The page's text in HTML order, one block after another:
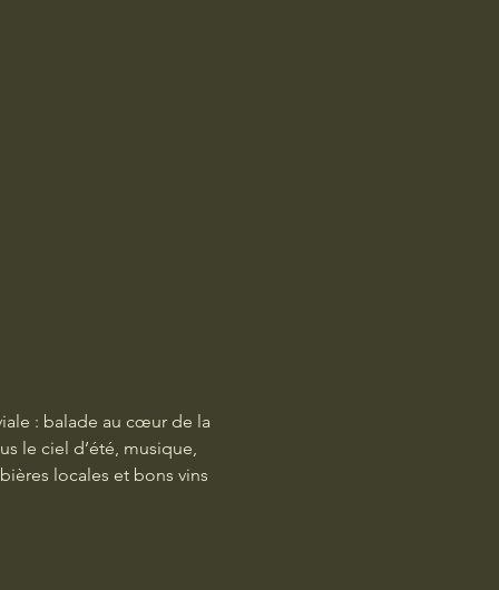
: balade au cœur de la
le ciel d’été, musique,
locales et bons vins